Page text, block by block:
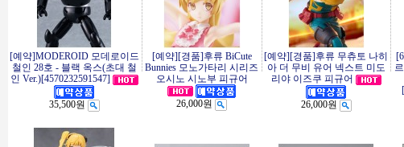
[예약]MODEROID 모데로이드
철인 28호 - 블랙 옥스(초대 철
인 Ver.)[4570232591547]
35,500원
[예약][경품]후류 BiCute
Bunnies 모노가타리 시리즈
오시노 시노부 피규어
26,000원
[예약][경품]후류 무츄토 나히
아 더 무비 유어 넥스트 미도
리야 이즈쿠 피규어
26,000원